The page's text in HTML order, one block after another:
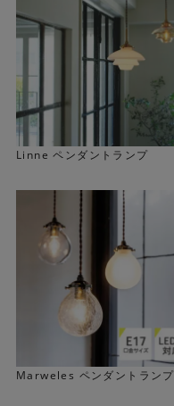
Linne ペンダントランプ
Marweles ペンダントランプ